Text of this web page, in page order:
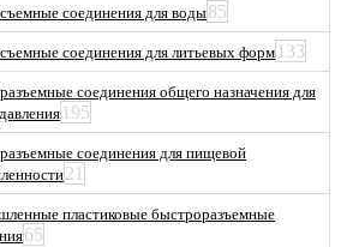
соединения для воды85
соединения для литьевых форм 133
соединения общего назначения для
195
соединения для пищевой
21
пластиковые быстроразъемные
65